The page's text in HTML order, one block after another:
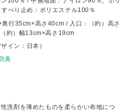
べり止め：ポリエステル100％
奥行35cm×高さ40cm / 入口：（約）高さ
約）幅13cm×高さ19cm
イン：日本）
臭
洗剤を薄めたものを柔らかい布地につ